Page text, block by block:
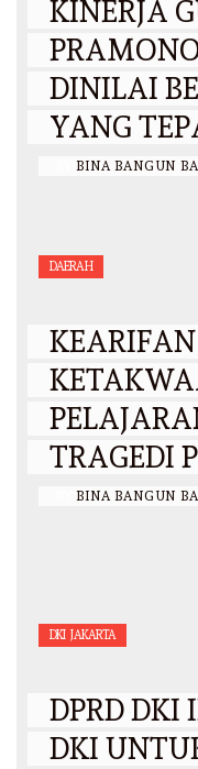
KINERJA
DINILAI
YANG
BINA BANGUN
DAERAH
TRAGEDI
BINA BANGUN
DKI JAKARTA
DPRD DKI
DKI